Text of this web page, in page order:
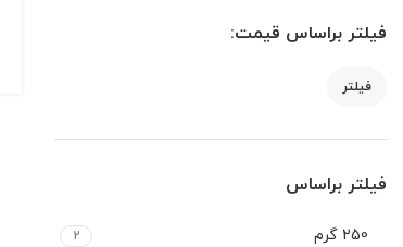
فیلتر براساس قیمت:
فیلتر
فیلتر براساس
250 گرم 2